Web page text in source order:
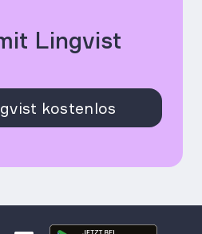
Lingvist
kostenlos